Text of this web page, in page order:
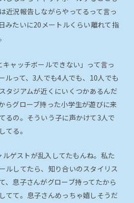
近況報告しながらやってるって言っ
みたいに20メートルくらい離れて指
ャッチボールできない」って言っ
ルって、3人でも4人でも、10人でも
タジアムが近くにいくつかあるんだ
らグローブ持った小学生が遊びに来
るの。そういう子に声かけて3人で
てる。
ルゲストが乱入してたもんね。私た
ルしてたら、知り合いのスタイリス
、息子さんがグローブ持ってたから
てて。息子さんめっちゃ嬉しそうだ